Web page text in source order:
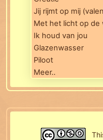
Jij rijmt op mij
Met het licht op de
Ik houd van jou
Glazenwasser
Piloot
Meer..